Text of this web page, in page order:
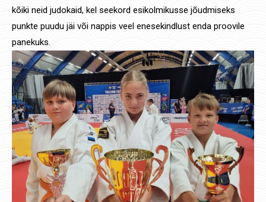
kõiki neid judokaid, kel seekord esikolmikusse jõudmiseks
punkte puudu jäi või nappis veel enesekindlust enda proovile
panekuks.